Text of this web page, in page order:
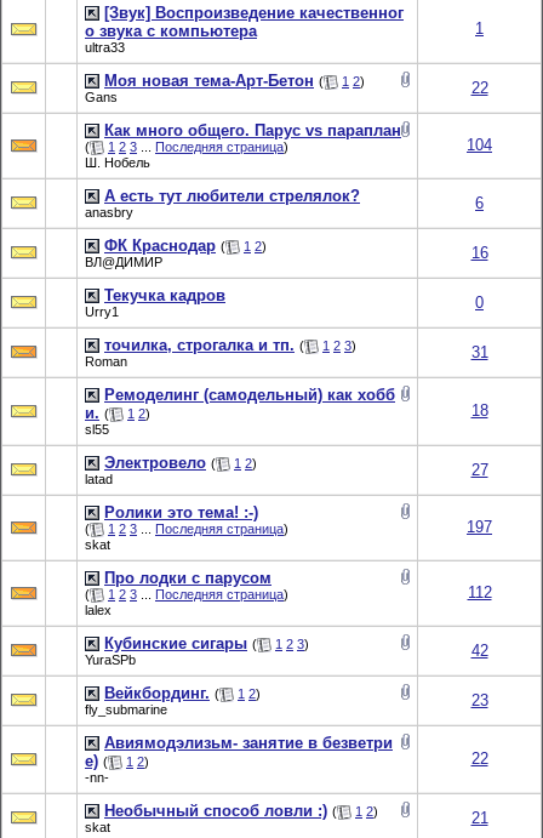
[Звук] Воспроизведение качественног
о звука с компьютера
ultra33
1
Моя новая тема-Арт-Бетон ( 1 2)
Gans
22
Как много общего. Парус vs параплан
( 1 2 3 Последняя страница)
Ш. Нобель
104
А есть тут любители стрелялок?
anasbry 6
ФК Краснодар ( 1 2)
ВЛ@ДИМИР
16
Текучка кадров
Urry1 0
точилка, строгалка и тп. ( 1 2 3)
Roman
31
Ремоделинг (самодельный) как хобб
и. ( 1 2)
sl55
18
Электровело ( 1 2)
latad
27
Ролики это тема! :-)
( 1 2 3 Последняя страница)
skat
197
Про лодки с парусом
( 1 2 3 Последняя страница)
lalex
112
Кубинские сигары ( 1 2 3)
YuraSPb
42
Вейкбординг. ( 1 2)
fly_submarine
23
Авиямодэлизьм- занятие в безветри
е) ( 1 2)
-nn-
22
Необычный способ ловли :) ( 1 2)
skat
21